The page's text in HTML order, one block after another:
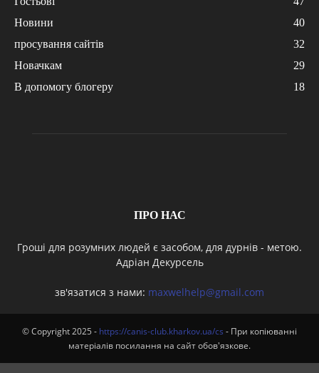
Новини
40
просування сайтів
32
Новачкам
29
В допомогу блогеру
18
ПРО НАС
Гроші для розумних людей є засобом, для дурнів - метою.
Адріан Декурсель
зв'язатися з нами: maxwelhelp@gmail.com
© Copyright 2025 - https://canis-club.kharkov.ua/cs - При копіюванні
матеріалів посилання на сайт обов'язкове.